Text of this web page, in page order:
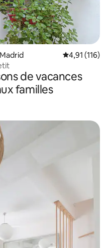
Évaluation
4,91 (116)
de vacances
familles
appréciés